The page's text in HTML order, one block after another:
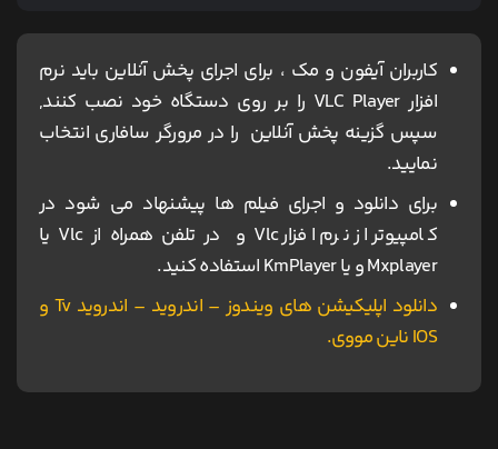
کاربران آیفون و مک ، برای اجرای پخش آنلاین باید نرم
افزار VLC Player را بر روی دستگاه خود نصب کنند,
سپس گزینه پخش آنلاین را در مرورگر سافاری انتخاب
نمایید.
برای دانلود و اجرای فیلم ها پیشنهاد می شود در
کامپیوتر از نرم افزار Vlc و در تلفن همراه از Vlc یا
Mxplayer و یا KmPlayer استفاده کنید.
دانلود اپلیکیشن های ویندوز – اندروید – اندروید Tv و
IOS ناین مووی.